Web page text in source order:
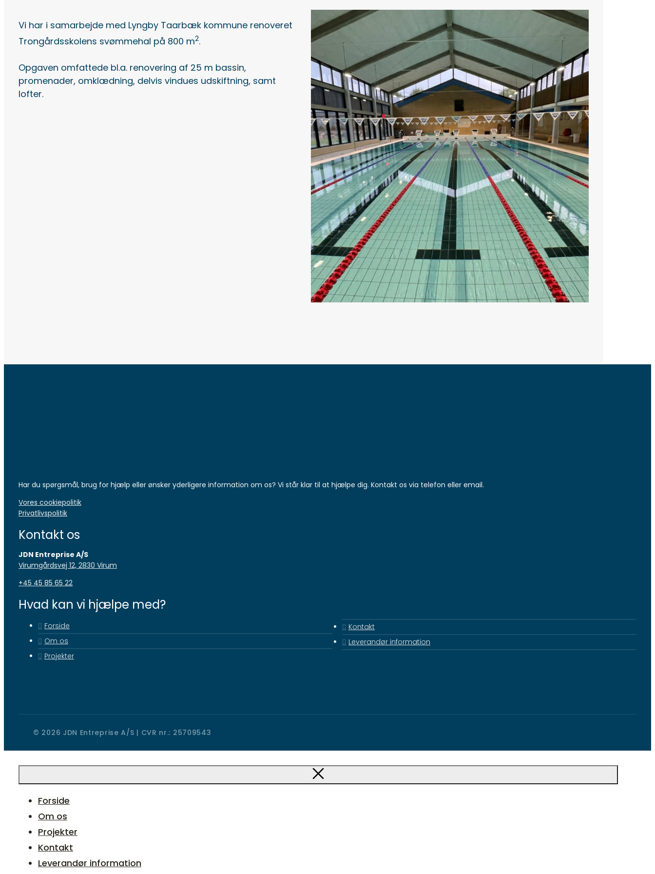
Vi har i samarbejde med Lyngby Taarbæk kommune renoveret
Trongårdsskolens svømmehal på 800 m2.
Opgaven omfattede bl.a. renovering af 25 m bassin,
promenader, omklædning, delvis vindues udskiftning, samt
lofter.
Har du spørgsmål, brug for hjælp eller ønsker yderligere information om os? Vi står klar til at hjælpe dig. Kontakt os via telefon eller email.
Vores cookiepolitik
Privatlivspolitik
Kontakt os
JDN Entreprise A/S
Virumgårdsvej 12, 2830 Virum​
+45 45 85 65 22
Hvad kan vi hjælpe med?
Forside
Om os
Projekter
Kontakt
Leverandør information
© 2026 JDN Entreprise A/S | CVR nr.: 25709543
Forside
Om os
Projekter
Kontakt
Leverandør information